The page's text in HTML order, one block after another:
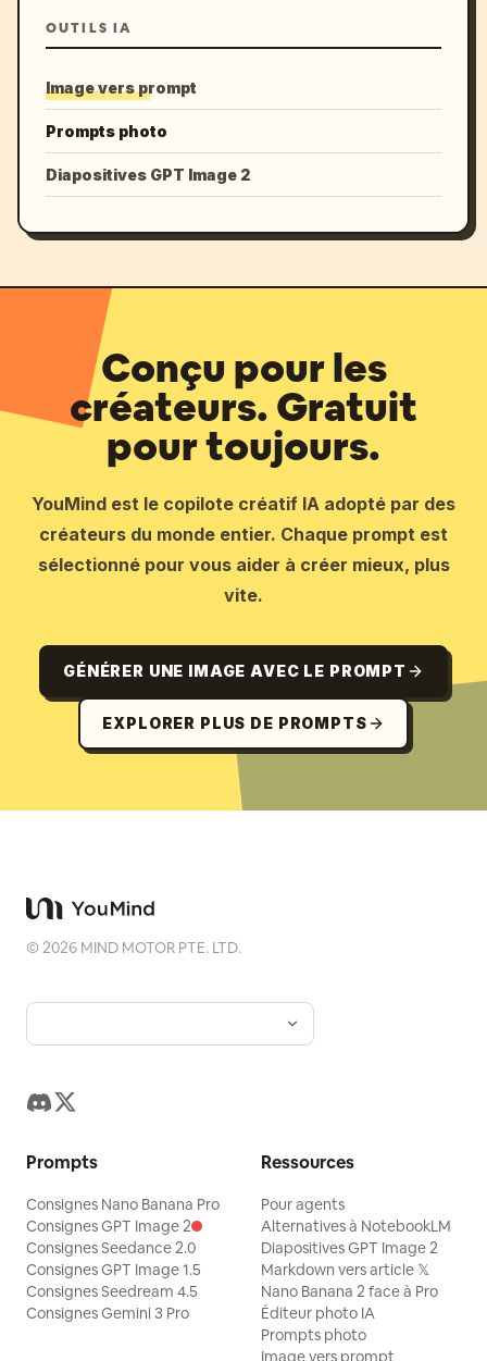
OUTILS IA
Image vers prompt
Prompts photo
Diapositives GPT Image 2
Conçu pour les
créateurs. Gratuit
pour toujours.
YouMind est le copilote créatif IA adopté par des
créateurs du monde entier. Chaque prompt est
sélectionné pour vous aider à créer mieux, plus
vite.
GÉNÉRER UNE IMAGE AVEC LE PROMPT
EXPLORER PLUS DE PROMPTS
©2026 MIND MOTOR PTE. LTD.
Prompts
Consignes Nano Banana Pro
Consignes GPT Image 2
Consignes Seedance 2.0
Consignes GPT Image 1.5
Consignes Seedream 4.5
Consignes Gemini 3 Pro
Ressources
Pour agents
Alternatives à NotebookLM
Diapositives GPT Image 2
Markdown vers article 𝕏
Nano Banana 2 face à Pro
Éditeur photo IA
Prompts photo
Image vers prompt